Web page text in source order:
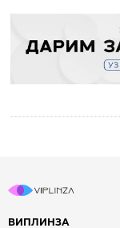
ВИПЛИНЗА